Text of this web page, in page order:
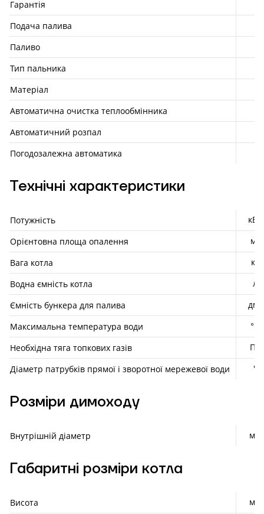
Гарантія
Подача палива
Паливо
Тип пальника
Матеріал
Автоматична очистка теплообмінника
Автоматичний розпал
Погодозалежна автоматика
Технічні характеристики
Потужність
кВт
Орієнтовна площа опалення
м²
Вага котла
кг
Водна ємність котла
л
Ємність бункера для палива
дм³
Максимальна температура води
°С
Необхідна тяга топкових газів
Па
Діаметр патрубків прямої і зворотної мережевої води
"
Розміри димоходу
Внутрішній діаметр мм
Габаритні розміри котла
Висота
мм